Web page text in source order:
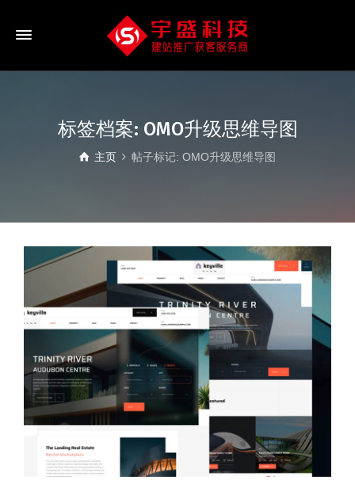
标签档案: OMO升级思维导图
主页 帖子标记: OMO升级思维导图